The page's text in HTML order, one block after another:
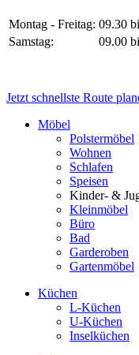
Montag - Freitag: 09.30
Samstag:
09.00
Jetzt schnellste Route
Möbel
Polstermöbel
Wohnen
Schlafen
Speisen
Kinder- &
Kleinmöbel
Büro
Bad
Garderoben
Gartenmöbel
Küchen
L-Küchen
U-Küchen
Inselküchen